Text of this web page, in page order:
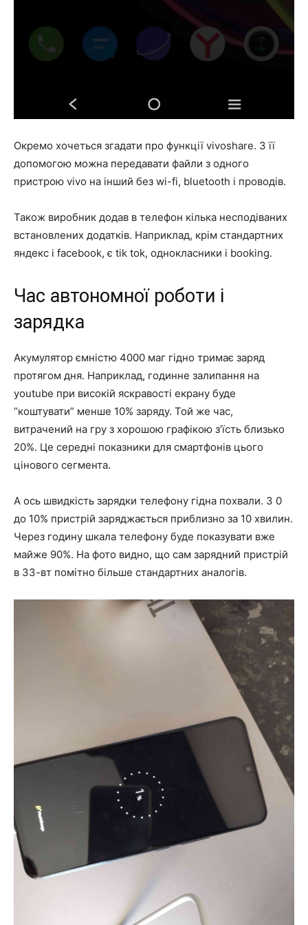
Окремо хочеться згадати про функції vivoshare. З її
допомогою можна передавати файли з одного
пристрою vivo на інший без wi-fi, bluetooth і проводів.
Також виробник додав в телефон кілька несподіваних
встановлених додатків. Наприклад, крім стандартних
яндекс і facebook, є tik tok, однокласники і booking.
Час автономної роботи і
зарядка
Акумулятор ємністю 4000 маг гідно тримає заряд
протягом дня. Наприклад, годинне залипання на
youtube при високій яскравості екрану буде
“коштувати” менше 10% заряду. Той же час,
витрачений на гру з хорошою графікою з’їсть близько
20%. Це середні показники для смартфонів цього
цінового сегмента.
А ось швидкість зарядки телефону гідна похвали. З 0
до 10% пристрій заряджається приблизно за 10 хвилин.
Через годину шкала телефону буде показувати вже
майже 90%. На фото видно, що сам зарядний пристрій
в 33-вт помітно більше стандартних аналогів.